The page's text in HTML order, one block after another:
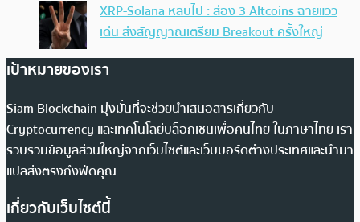
XRP-Solana หลบไป : ส่อง 3 Altcoins ฉายแวว
เด่น ส่งสัญญาณเตรียม Breakout ครั้งใหญ่
เป้าหมายของเรา
Siam Blockchain มุ่งมั่นที่จะช่วยนำเสนอสารเกี่ยวกับ
Cryptocurrency และเทคโนโลยีบล็อกเชนเพื่อคนไทย ในภาษาไทย เรา
รวบรวมข้อมูลส่วนใหญ่จากเว็บไซต์และเว็บบอร์ดต่างประเทศและนำมา
แปลส่งตรงถึงฟีดคุณ
เกี่ยวกับเว็บไซต์นี้